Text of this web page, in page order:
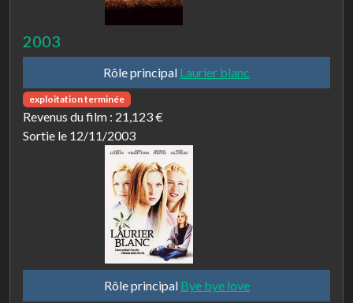
2003
Rôle principal Laurier blanc
exploitation terminée
Revenus du film : 21,123 €
Sortie le 12/11/2003
Rôle principal Bye bye love